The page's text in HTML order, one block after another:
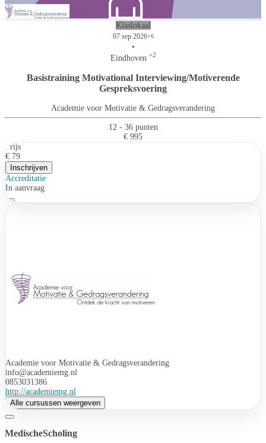
Klaslokaal
07 sep 2026+6
•
Eindhoven +2
Basistraining Motivational Interviewing/Motiverende
Gespreksvoering
Academie voor Motivatie & Gedragsverandering
12 - 36 punten
€ 995
Prijs
€ 79
Inschrijven
Accreditatie
In aanvraag
Academie voor Motivatie & Gedragsverandering
info@academiemg.nl
0853031386
http://academiemg.nl
Alle cursussen weergeven
MedischeScholing